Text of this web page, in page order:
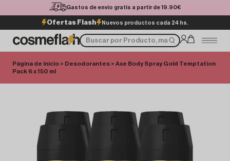
Gastos de envío gratis a partir de 19.90€
Ofertas Flash Nuevos productos cada 24 hs.
Página de inicio > Desodorantes > Axe Body Spray Gold Temptation
Pack 6 x 150 ml